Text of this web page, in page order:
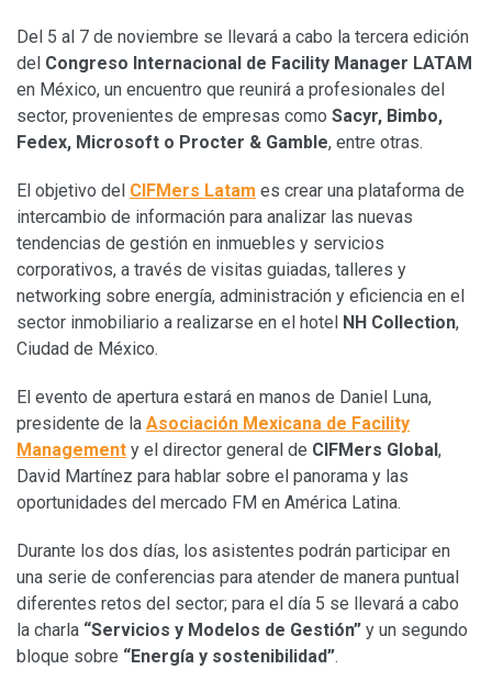
Del 5 al 7 de noviembre se llevará a cabo la tercera edición
del Congreso Internacional de Facility Manager LATAM
en México, un encuentro que reunirá a profesionales del
sector, provenientes de empresas como Sacyr, Bimbo,
Fedex, Microsoft o Procter & Gamble, entre otras.
El objetivo del CIFMers Latam es crear una plataforma de
intercambio de información para analizar las nuevas
tendencias de gestión en inmuebles y servicios
corporativos, a través de visitas guiadas, talleres y
networking sobre energía, administración y eficiencia en el
sector inmobiliario a realizarse en el hotel NH Collection,
Ciudad de México.
El evento de apertura estará en manos de Daniel Luna,
presidente de la Asociación Mexicana de Facility
Management y el director general de CIFMers Global,
David Martínez para hablar sobre el panorama y las
oportunidades del mercado FM en América Latina.
Durante los dos días, los asistentes podrán participar en
una serie de conferencias para atender de manera puntual
diferentes retos del sector; para el día 5 se llevará a cabo
la charla “Servicios y Modelos de Gestión” y un segundo
bloque sobre “Energía y sostenibilidad”.